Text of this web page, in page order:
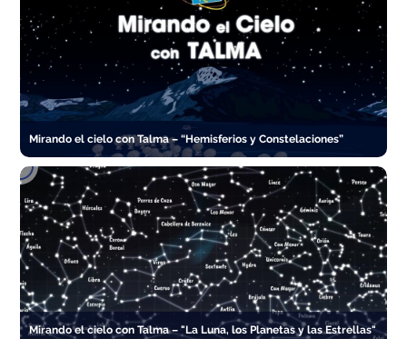
Mirando el cielo con Talma – “Hemisferios y Constelaciones”
Mirando el cielo con Talma – "La Luna, los Planetas y las Estrellas"